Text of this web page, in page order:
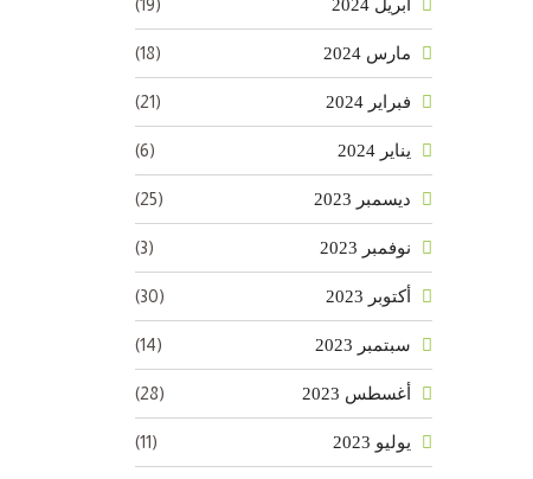
أبريل 2024 (19)
مارس 2024 (18)
فبراير 2024 (21)
يناير 2024 (6)
ديسمبر 2023 (25)
نوفمبر 2023 (3)
أكتوبر 2023 (30)
سبتمبر 2023 (14)
أغسطس 2023 (28)
يوليو 2023 (11)